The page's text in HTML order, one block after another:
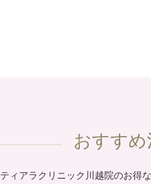
おすすめ
ティアラクリニック川越院のお得